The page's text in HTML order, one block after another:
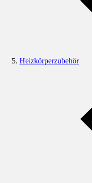
Heizkörperzubehör